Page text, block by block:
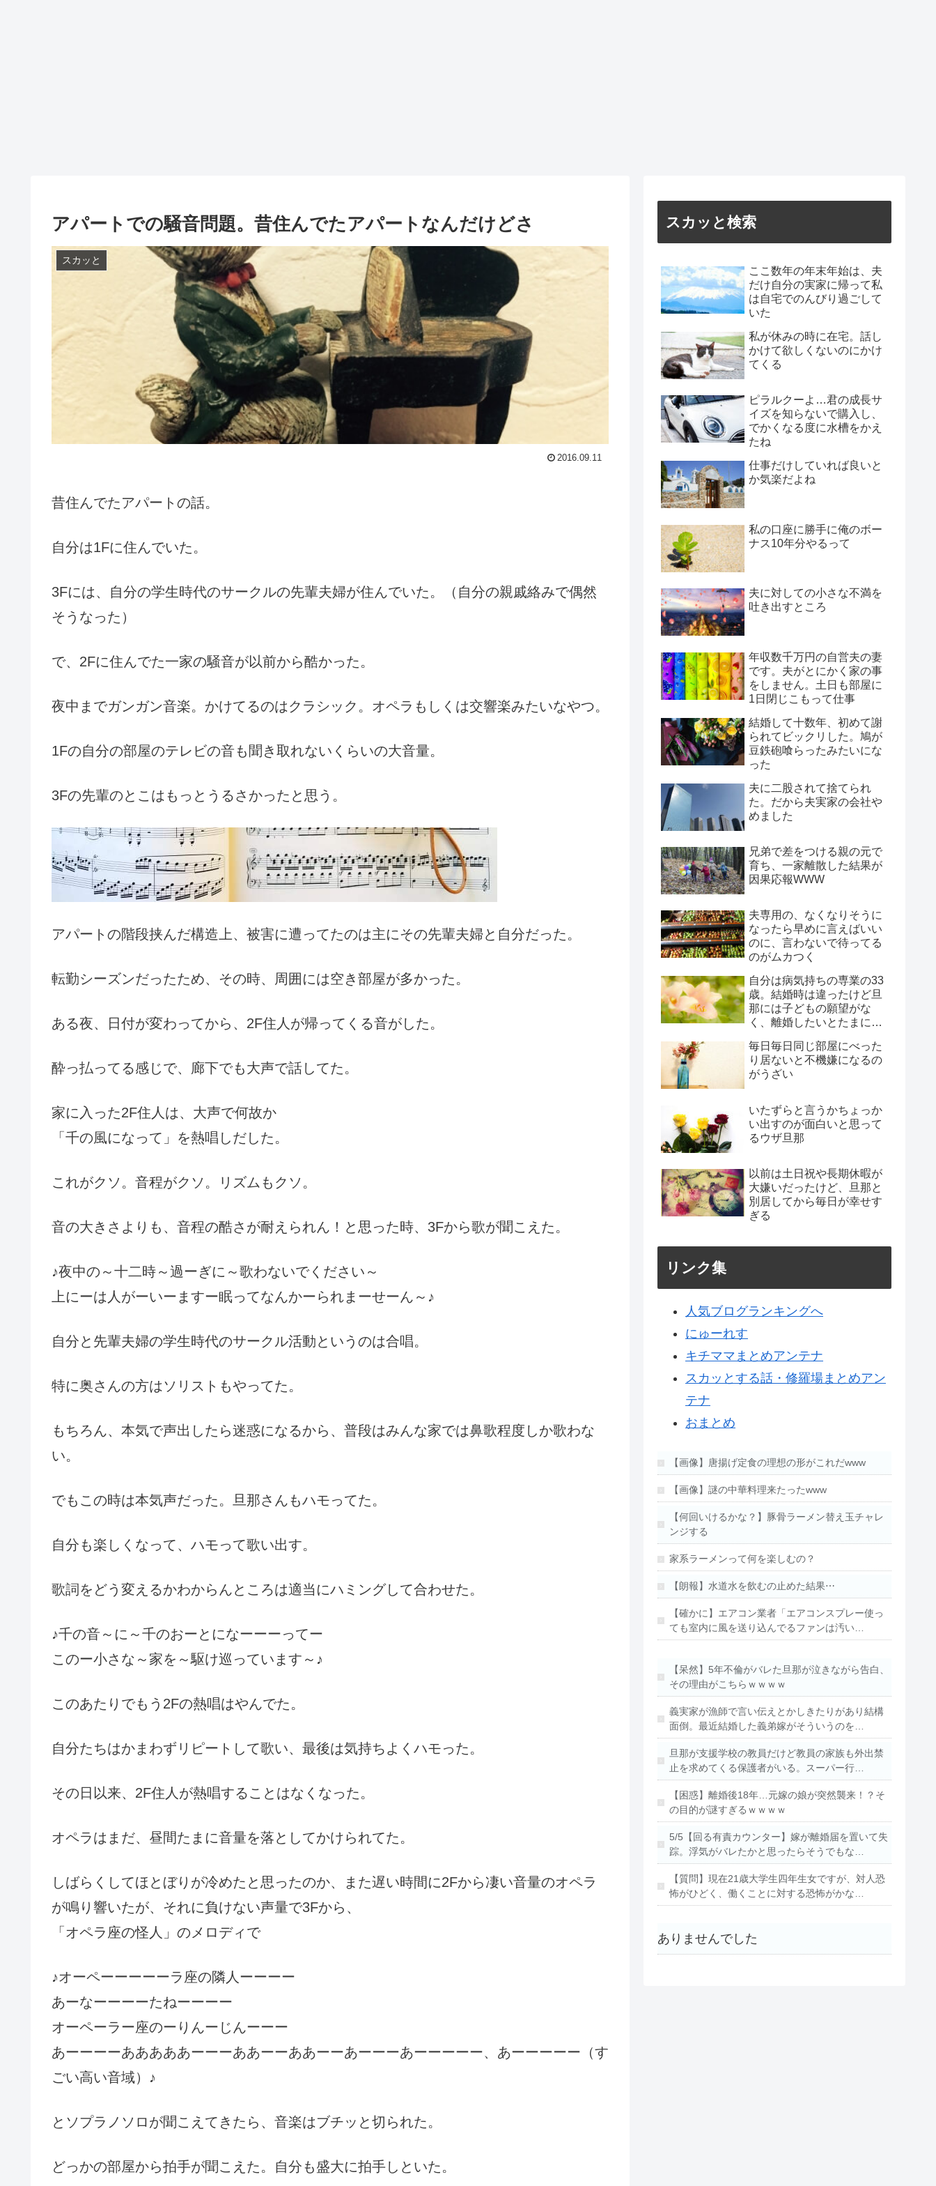
アパートでの騒音問題。昔住んでたアパートなんだけどさ
スカッと
2016.09.11
昔住んでたアパートの話。
自分は1Fに住んでいた。
3Fには、自分の学生時代のサークルの先輩夫婦が住んでいた。（自分の親戚絡みで偶然
そうなった）
で、2Fに住んでた一家の騒音が以前から酷かった。
夜中までガンガン音楽。かけてるのはクラシック。オペラもしくは交響楽みたいなやつ。
1Fの自分の部屋のテレビの音も聞き取れないくらいの大音量。
3Fの先輩のとこはもっとうるさかったと思う。
アパートの階段挟んだ構造上、被害に遭ってたのは主にその先輩夫婦と自分だった。
転勤シーズンだったため、その時、周囲には空き部屋が多かった。
ある夜、日付が変わってから、2F住人が帰ってくる音がした。
酔っ払ってる感じで、廊下でも大声で話してた。
家に入った2F住人は、大声で何故か
「千の風になって」を熱唱しだした。
これがクソ。音程がクソ。リズムもクソ。
音の大きさよりも、音程の酷さが耐えられん！と思った時、3Fから歌が聞こえた。
♪夜中の～十二時～過ーぎに～歌わないでください～
上にーは人がーいーますー眠ってなんかーられまーせーん～♪
自分と先輩夫婦の学生時代のサークル活動というのは合唱。
特に奥さんの方はソリストもやってた。
もちろん、本気で声出したら迷惑になるから、普段はみんな家では鼻歌程度しか歌わな
い。
でもこの時は本気声だった。旦那さんもハモってた。
自分も楽しくなって、ハモって歌い出す。
歌詞をどう変えるかわからんところは適当にハミングして合わせた。
♪千の音～に～千のおーとになーーーってー
このー小さな～家を～駆け巡っています～♪
このあたりでもう2Fの熱唱はやんでた。
自分たちはかまわずリピートして歌い、最後は気持ちよくハモった。
その日以来、2F住人が熱唱することはなくなった。
オペラはまだ、昼間たまに音量を落としてかけられてた。
しばらくしてほとぼりが冷めたと思ったのか、また遅い時間に2Fから凄い音量のオペラ
が鳴り響いたが、それに負けない声量で3Fから、
「オペラ座の怪人」のメロディで
♪オーペーーーーーラ座の隣人ーーーー
あーなーーーーたねーーーー
オーペーラー座のーりんーじんーーー
あーーーーあああああーーーああーーああーーあーーーあーーーーー、あーーーーー（す
ごい高い音域）♪
とソプラノソロが聞こえてきたら、音楽はブチッと切られた。
どっかの部屋から拍手が聞こえた。自分も盛大に拍手しといた。
スカッと検索
ここ数年の年末年始は、夫
だけ自分の実家に帰って私
は自宅でのんびり過ごして
いた
私が休みの時に在宅。話し
かけて欲しくないのにかけ
てくる
ピラルクーよ…君の成長サ
イズを知らないで購入し、
でかくなる度に水槽をかえ
たね
仕事だけしていれば良いと
か気楽だよね
私の口座に勝手に俺のボー
ナス10年分やるって
夫に対しての小さな不満を
吐き出すところ
年収数千万円の自営夫の妻
です。夫がとにかく家の事
をしません。土日も部屋に
1日閉じこもって仕事
結婚して十数年、初めて謝
られてビックリした。鳩が
豆鉄砲喰らったみたいにな
った
夫に二股されて捨てられ
た。だから夫実家の会社や
めました
兄弟で差をつける親の元で
育ち、一家離散した結果が
因果応報WWW
夫専用の、なくなりそうに
なったら早めに言えばいい
のに、言わないで待ってる
のがムカつく
自分は病気持ちの専業の33
歳。結婚時は違ったけど旦
那には子どもの願望がな
く、離婚したいとたまに言
してる
毎日毎日同じ部屋にべった
り居ないと不機嫌になるの
がうざい
いたずらと言うかちょっか
い出すのが面白いと思って
るウザ旦那
以前は土日祝や長期休暇が
大嫌いだったけど、旦那と
別居してから毎日が幸せす
ぎる
リンク集
人気ブログランキングへ
にゅーれす
キチママまとめアンテナ
スカッとする話・修羅場まとめアン
テナ
おまとめ
【画像】唐揚げ定食の理想の形がこれだwww
【画像】謎の中華料理来たったwww
【何回いけるかな？】豚骨ラーメン替え玉チャレ
ンジする
家系ラーメンって何を楽しむの？
【朗報】水道水を飲むの止めた結果⋯
【確かに】エアコン業者「エアコンスプレー使っ
ても室内に風を送り込んでるファンは汚い…
【呆然】5年不倫がバレた旦那が泣きながら告白、
その理由がこちらｗｗｗｗ
義実家が漁師で言い伝えとかしきたりがあり結構
面倒。最近結婚した義弟嫁がそういうのを…
旦那が支援学校の教員だけど教員の家族も外出禁
止を求めてくる保護者がいる。スーパー行…
【困惑】離婚後18年…元嫁の娘が突然襲来！？そ
の目的が謎すぎるｗｗｗｗ
5/5【回る有責カウンター】嫁が離婚届を置いて失
踪。浮気がバレたかと思ったらそうでもな…
【質問】現在21歳大学生四年生女ですが、対人恐
怖がひどく、働くことに対する恐怖がかな…
ありませんでした